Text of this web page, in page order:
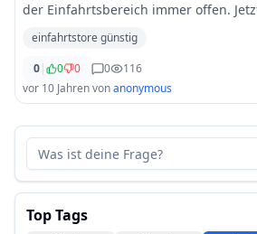
der Einfahrtsbereich immer offen.
Verwaltung, dass dort ein dieses
Darüber soll ich mir Gedanken
einfahrtstore günstig
0| 0 0 0
116
vor 10 Jahrenvonanonymous
Top Tags